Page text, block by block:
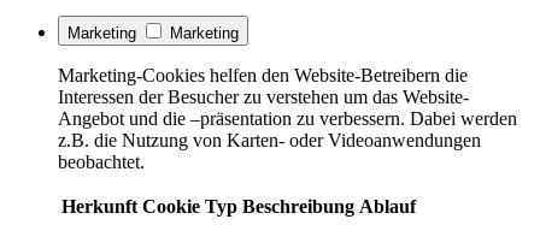
Marketing Marketing
Marketing-Cookies helfen den Website-Betreibern die
Interessen der Besucher zu verstehen um das Website-
Angebot und die –präsentation zu verbessern. Dabei werden
z.B. die Nutzung von Karten- oder Videoanwendungen
beobachtet.
Herkunft Cookie Typ Beschreibung Ablauf